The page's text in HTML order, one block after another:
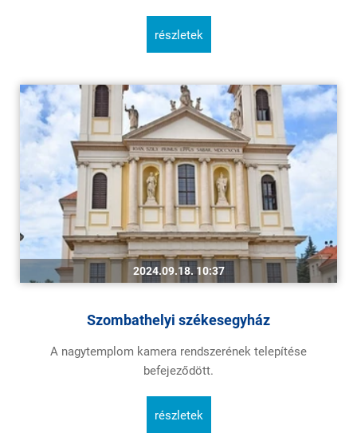
részletek
2024.09.18. 10:37
Szombathelyi székesegyház
A nagytemplom kamera rendszerének telepítése
befejeződött.
részletek